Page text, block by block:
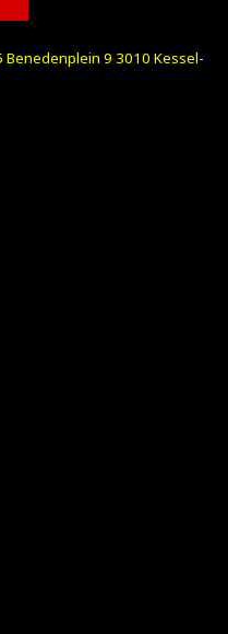
Benedenplein 9 3010 Kessel-